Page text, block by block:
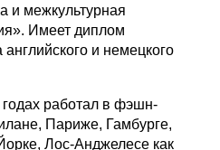
и межкультурная
Имеет диплом
английского и немецкого
работал в фэшн-
Париже, Гамбурге,
Лос-Анджелесе как